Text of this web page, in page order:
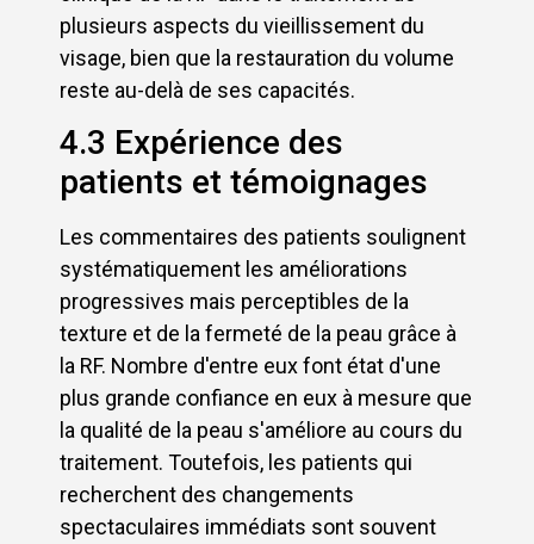
plusieurs aspects du vieillissement du
visage, bien que la restauration du volume
reste au-delà de ses capacités.
4.3 Expérience des
patients et témoignages
Les commentaires des patients soulignent
systématiquement les améliorations
progressives mais perceptibles de la
texture et de la fermeté de la peau grâce à
la RF. Nombre d'entre eux font état d'une
plus grande confiance en eux à mesure que
la qualité de la peau s'améliore au cours du
traitement. Toutefois, les patients qui
recherchent des changements
spectaculaires immédiats sont souvent